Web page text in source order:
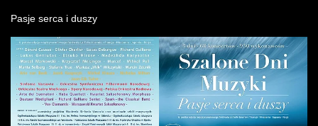
Pasje serca i duszy
Zobacz
zdjęcie: Szalone
Dni
Muzyki:
Artyści
Zobacz
zdjęcie: Szalone
Dni
Muzyki